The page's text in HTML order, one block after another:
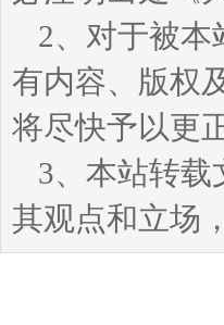
2、对于被
有内容、版权
将尽快予以更
3、本站转
其观点和立场